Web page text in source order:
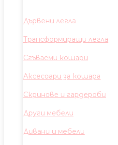
Дървени легла
Трансформиращи легла
Сгъваеми кошари
Аксесоари за кошара
Скринове и гардероби
Други мебели
Дивани и мебели